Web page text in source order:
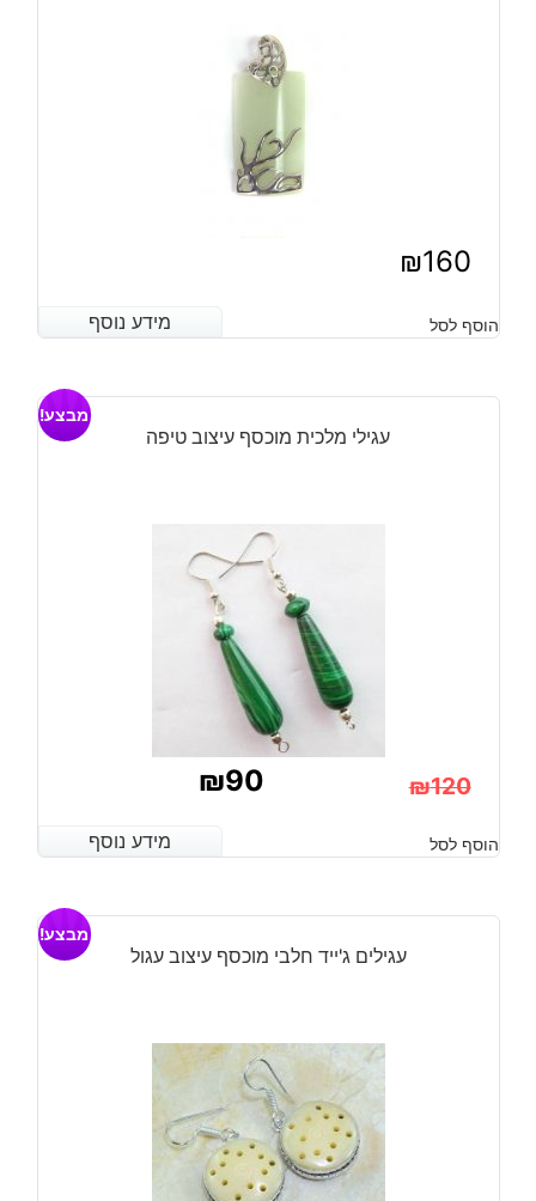
₪160
מידע נוסף הוסף לסל מידע נוסף
עגילי מלכית מוכסף עיצוב טיפה
מבצע!
₪120
המקורי
היה:
₪120.
₪90
הנוכחי
הוא:
מידע נוסף הוסף לסל מידע נוסף
עגילים ג'ייד חלבי מוכסף עיצוב עגול
מבצע!